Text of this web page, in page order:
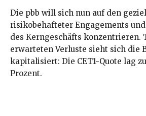
Die pbb will sich nun auf den
risikobehafteter Engagements
des Kerngeschäfts konzentrieren.
erwarteten Verluste sieht sich die
kapitalisiert: Die CET1-Quote lag
Prozent.